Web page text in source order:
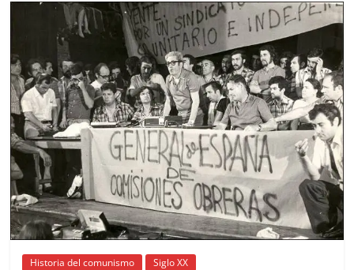
Historia del comunismo Siglo XX